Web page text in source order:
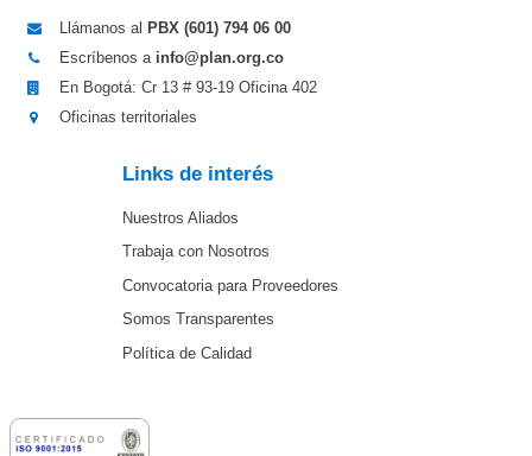
Llámanos al PBX (601) 794 06 00
Escríbenos a info@plan.org.co
En Bogotá: Cr 13 # 93-19 Oficina 402
Oficinas territoriales
Links de interés
Nuestros Aliados
Trabaja con Nosotros
Convocatoria para Proveedores
Somos Transparentes
Política de Calidad